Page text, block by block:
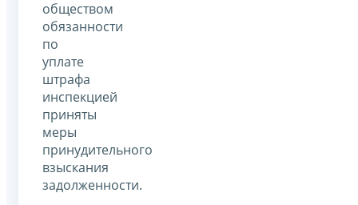
обществом
обязанности
по
уплате
штрафа
инспекцией
приняты
меры
принудительного
взыскания
задолженности.